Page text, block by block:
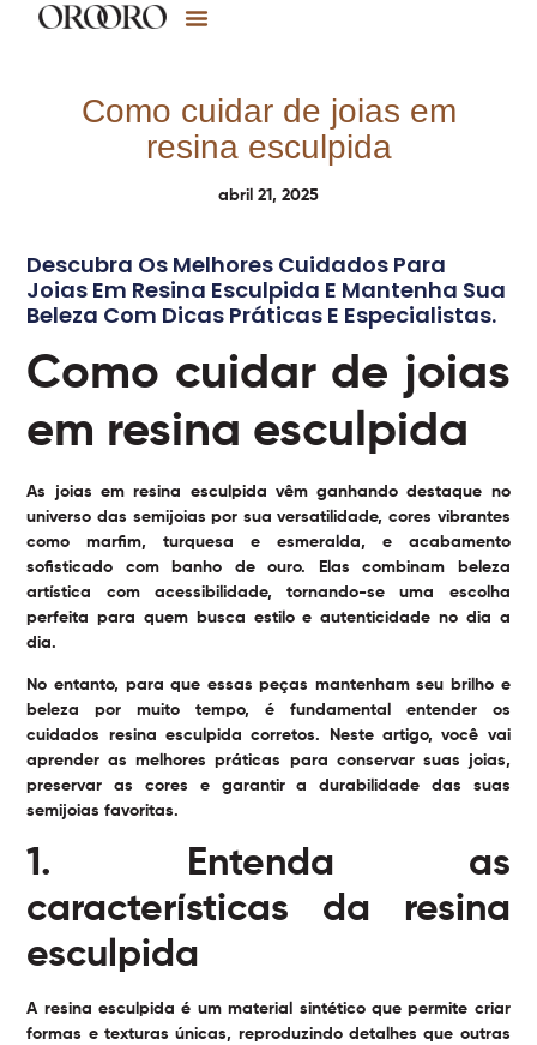
Como cuidar de joias em
resina esculpida
abril 21, 2025
Descubra Os Melhores Cuidados Para
Joias Em Resina Esculpida E Mantenha Sua
Beleza Com Dicas Práticas E Especialistas.
Como cuidar de joias
em resina esculpida
As joias emresina esculpida vêm ganhando destaque no
universo das semijoias por sua versatilidade, cores vibrantes
como marfim, turquesa e esmeralda, e acabamento
sofisticado com banho de ouro. Elas combinam beleza
artística com acessibilidade, tornando-se uma escolha
perfeita para quem busca estilo e autenticidade no dia a
dia.
No entanto, para que essas peças mantenham seu brilho e
beleza por muito tempo, é fundamental entender os
cuidados resina esculpida corretos. Neste artigo, você vai
aprender as melhores práticas para conservar suas joias,
preservar as cores e garantir a durabilidade das suas
semijoias favoritas.
1. Entenda as
características da resina
esculpida
A resina esculpida é um material sintético que permite criar
formas e texturas únicas, reproduzindo detalhes que outras